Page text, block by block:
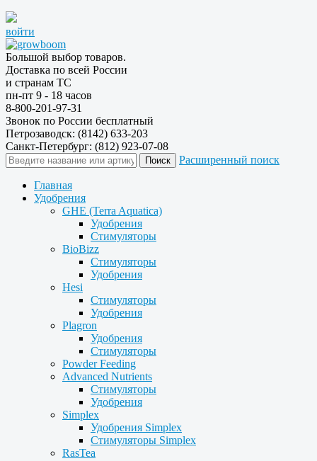
войти
Большой выбор товаров.
Доставка по всей России
и странам ТС
пн-пт 9 - 18 часов
8-800-201-97-31
Звонок по России бесплатный
Петрозаводск: (8142) 633-203
Санкт-Петербург: (812) 923-07-08
Расширенный поиск
Главная
Удобрения
GHE (Terra Aquatica)
Удобрения
Стимуляторы
BioBizz
Стимуляторы
Удобрения
Hesi
Стимуляторы
Удобрения
Plagron
Удобрения
Стимуляторы
Powder Feeding
Advanced Nutrients
Стимуляторы
Удобрения
Simplex
Удобрения Simplex
Стимуляторы Simplex
RasTea